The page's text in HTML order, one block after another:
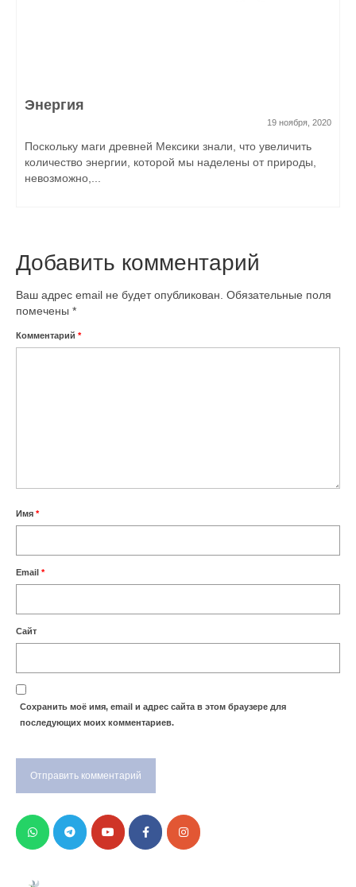
Энергия
19 ноября, 2020
Поскольку маги древней Мексики знали, что увеличить
количество энергии, которой мы наделены от природы,
невозможно,...
Добавить комментарий
Ваш адрес email не будет опубликован. Обязательные поля
помечены *
Комментарий *
Имя *
Email *
Сайт
Сохранить моё имя, email и адрес сайта в этом браузере для
последующих моих комментариев.